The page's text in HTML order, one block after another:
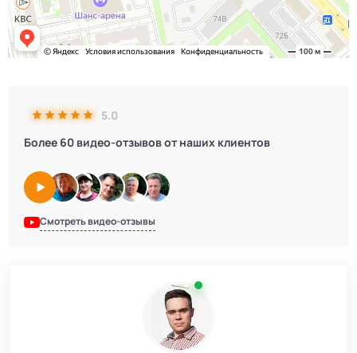
5.0
Более 60 видео-отзывов от наших клиентов
Смотреть видео-отзывы